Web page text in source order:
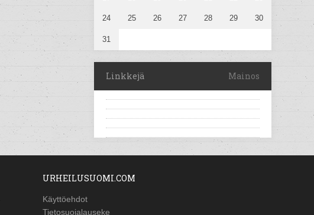
24 25 26 27 28 29 30
31
Linkkejä Mainos
URHEILUSUOMI.COM
Käyttöehdot
Tietosuojalauseke